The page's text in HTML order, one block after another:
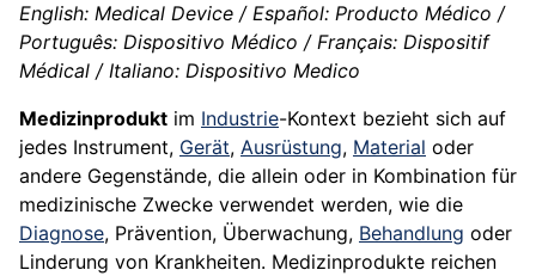
English: Medical Device / Español: Producto Médico /
Português: Dispositivo Médico / Français: Dispositif
Médical / Italiano: Dispositivo Medico
Medizinprodukt im Industrie-Kontext bezieht sich auf
jedes Instrument, Gerät, Ausrüstung, Material oder
andere Gegenstände, die allein oder in Kombination für
medizinische Zwecke verwendet werden, wie die
Diagnose, Prävention, Überwachung, Behandlung oder
Linderung von Krankheiten. Medizinprodukte reichen